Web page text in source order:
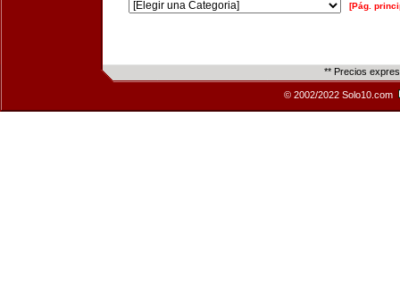
[Pág.
** Precios
© 2002/2022 Solo10.com